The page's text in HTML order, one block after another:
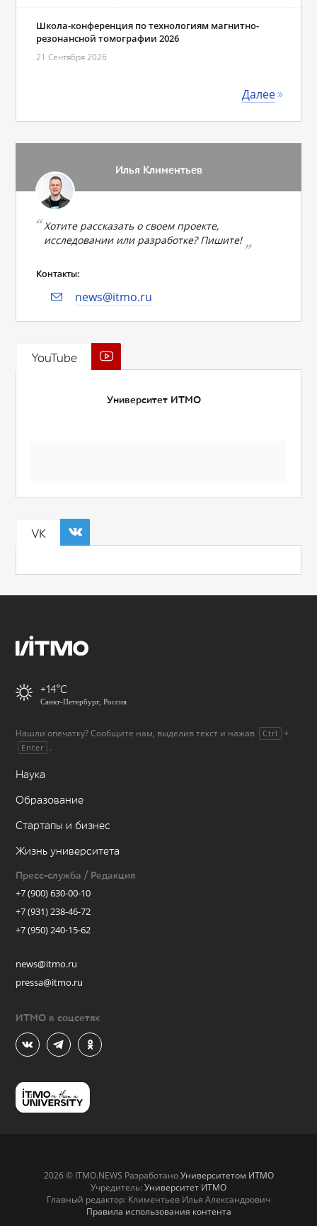
Школа-конференция по технологиям магнитно-
резонансной томографии 2026
21 Сентября 2026
Далее
Илья Климентьев
Хотите рассказать о своем проекте,
исследовании или разработке? Пишите!
Контакты:
news@itmo.ru
YouTube
Университет ИТМО
VK
+14
Санкт-Петербург, Россия
Нашли опечатку? Сообщите нам, выделив текст и нажав Ctrl +
Enter .
Наука
Образование
Стартапы и бизнес
Жизнь университета
Пресс-служба / Редакция
+7 (900) 630-00-10
+7 (931) 238-46-72
+7 (950) 240-15-62
news@itmo.ru
pressa@itmo.ru
ИТМО в соцсетях
2026 © ITMO.NEWS РазработаноУниверситетом ИТМО
Учредитель: Университет ИТМО
Главный редактор: Климентьев Илья Александрович
Правила использования контента